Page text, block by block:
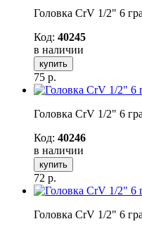
Головка CrV 1/2" 6
Код: 40245
в наличии
купить
75 р.
Головка CrV 1/2" 6
Код: 40246
в наличии
купить
72 р.
Головка CrV 1/2" 6